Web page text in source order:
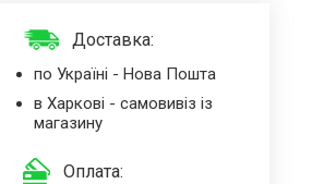
Доставка:
по Україні - Нова Пошта
в Харкові - самовивіз із
магазину
Оплата: